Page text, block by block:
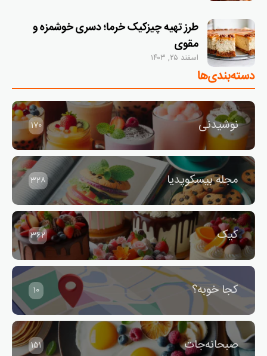
طرز تهیه چیزکیک خرما؛ دسری خوشمزه و
مقوی
اسفند ۲۵, ۱۴۰۳
دسته‌بندی‌ها
نوشیدنی 170
مجله بیسکوپدیا 328
کیک 362
کجا خوبه؟ 10
صبحانه‌جات 151